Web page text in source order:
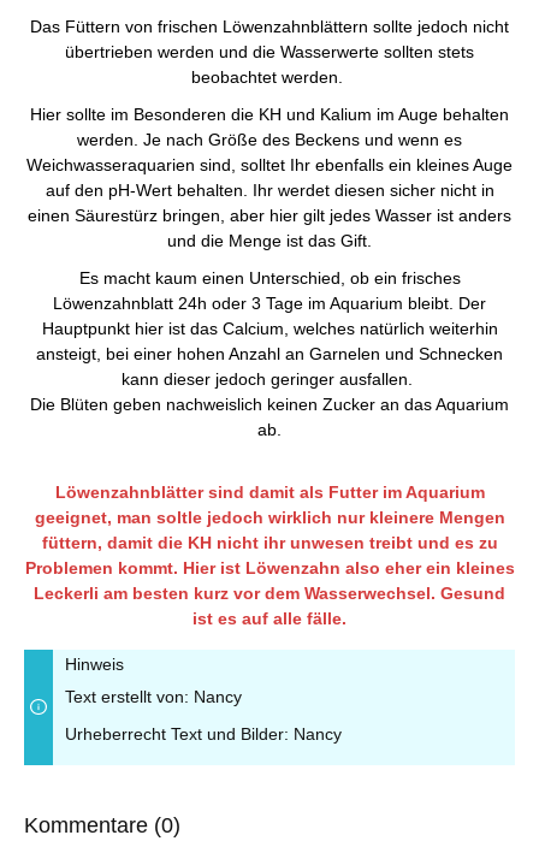
Das Füttern von frischen Löwenzahnblättern sollte jedoch nicht
übertrieben werden und die Wasserwerte sollten stets
beobachtet werden.
Hier sollte im Besonderen die KH und Kalium im Auge behalten
werden. Je nach Größe des Beckens und wenn es
Weichwasseraquarien sind, solltet Ihr ebenfalls ein kleines Auge
auf den pH-Wert behalten. Ihr werdet diesen sicher nicht in
einen Säurestürz bringen, aber hier gilt jedes Wasser ist anders
und die Menge ist das Gift.
Es macht kaum einen Unterschied, ob ein frisches
Löwenzahnblatt 24h oder 3 Tage im Aquarium bleibt. Der
Hauptpunkt hier ist das Calcium, welches natürlich weiterhin
ansteigt, bei einer hohen Anzahl an Garnelen und Schnecken
kann dieser jedoch geringer ausfallen.
Die Blüten geben nachweislich keinen Zucker an das Aquarium
ab.
Löwenzahnblätter sind damit als Futter im Aquarium
geeignet, man soltle jedoch wirklich nur kleinere Mengen
füttern, damit die KH nicht ihr unwesen treibt und es zu
Problemen kommt. Hier ist Löwenzahn also eher ein kleines
Leckerli am besten kurz vor dem Wasserwechsel. Gesund
ist es auf alle fälle.
Hinweis
Text erstellt von: Nancy
Urheberrecht Text und Bilder: Nancy
Kommentare (0)